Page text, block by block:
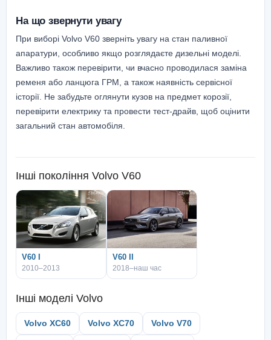
На що звернути увагу
При виборі Volvo V60 зверніть увагу на стан паливної
апаратури, особливо якщо розглядаєте дизельні моделі.
Важливо також перевірити, чи вчасно проводилася заміна
ременя або ланцюга ГРМ, а також наявність сервісної
історії. Не забудьте оглянути кузов на предмет корозії,
перевірити електрику та провести тест-драйв, щоб оцінити
загальний стан автомобіля.
Інші покоління Volvo V60
V60 I
2010–2013
V60 II
2018–наш час
Інші моделі Volvo
Volvo XC60 Volvo XC70 Volvo V70